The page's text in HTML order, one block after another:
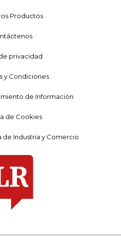
Productos
privacidad
y Condiciones
de Información
de Cookies
Industria y Comercio